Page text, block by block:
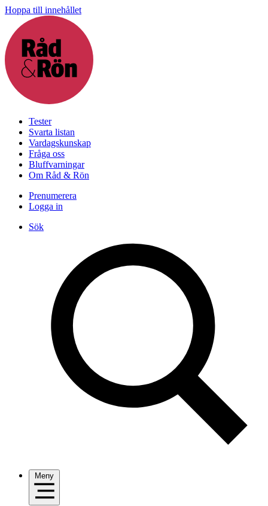
Hoppa till innehållet
Tester
Svarta listan
Vardagskunskap
Fråga oss
Bluffvarningar
Om Råd & Rön
Prenumerera
Logga in
Sök
Meny